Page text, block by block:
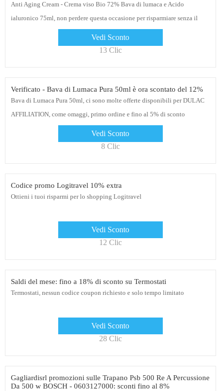
Anti Aging Cream - Crema viso Bio 72% Bava di lumaca e Acido
ialuronico 75ml, non perdere questa occasione per risparmiare senza il
Vedi Sconto
13 Clic
Verificato - Bava di Lumaca Pura 50ml è ora scontato del 12%
Bava di Lumaca Pura 50ml, ci sono molte offerte disponibili per DULAC
AFFILIATION, come omaggi, primo ordine e fino al 5% di sconto
Vedi Sconto
8 Clic
Codice promo Logitravel 10% extra
Ottieni i tuoi risparmi per lo shopping Logitravel
Vedi Sconto
12 Clic
Saldi del mese: fino a 18% di sconto su Termostati
Termostati, nessun codice coupon richiesto e solo tempo limitato
Vedi Sconto
28 Clic
Gagliardisrl promozioni sulle Trapano Psb 500 Re A Percussione
Da 500 w BOSCH - 0603127000: sconti fino al 8%